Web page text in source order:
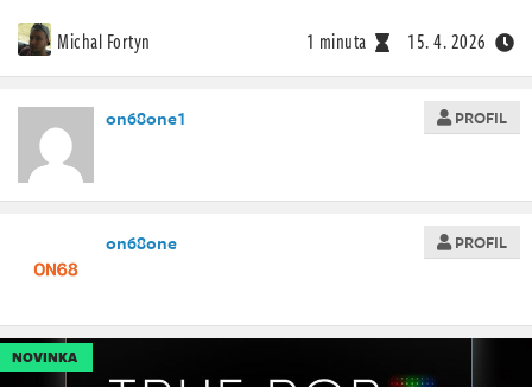
Michal Fortyn 1 minuta 15. 4. 2026
on68one1 PROFIL
on68one PROFIL
NOVINKA